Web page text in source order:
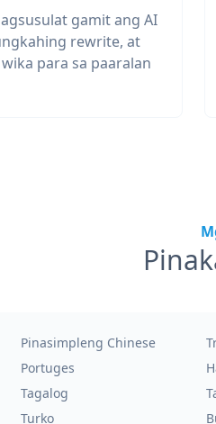
gamit ang AI
rewrite, at
para sa paaralan
Pinasimpleng Chinese
Portuges
Tagalog
Turko